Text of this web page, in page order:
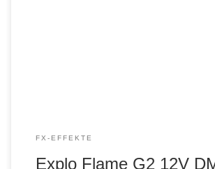
FX-EFFEKTE
Explo Flame G2 12V